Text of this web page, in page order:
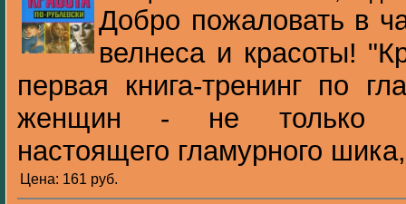
Добро пожаловать в
велнеса и красоты!
первая книга-тренинг по
женщин - не только
настоящего гламурного
Цена: 161 pуб.